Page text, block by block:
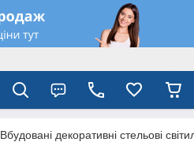
Вбудовані декоративні стельові